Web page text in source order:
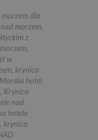
dla
morzem,
z
,
w
, krynica
hotel
, Krynica
nad
hotele
, krynica